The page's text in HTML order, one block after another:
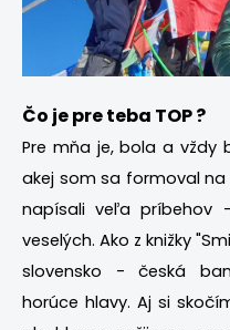
Čo je pre teba TOP ?
Pre mňa je, bola a vždy
akej som sa formoval
napísali veľa príbehov
veselých. Ako z knižky
slovensko - česká
horúce hlavy. Aj si